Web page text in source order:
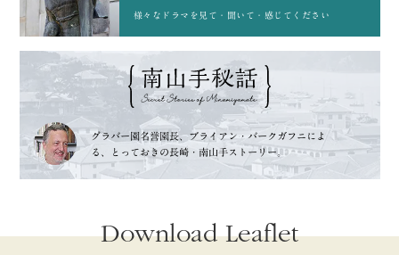
様々なドラマを 見て・聞いて・感じてください
グラバー園名誉園長、ブライアン・バークガフニによ
る、
とっておきの長崎・南山手ストーリー。
Download Leaflet